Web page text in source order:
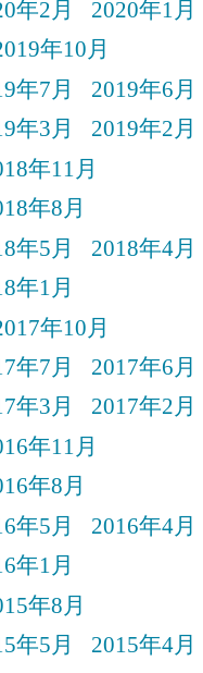
年2月
2020年1月
年10月
年7月
2019年6月
年3月
2019年2月
年11月
年8月
年5月
2018年4月
年1月
年10月
年7月
2017年6月
年3月
2017年2月
年11月
年8月
年5月
2016年4月
年1月
年8月
年5月
2015年4月